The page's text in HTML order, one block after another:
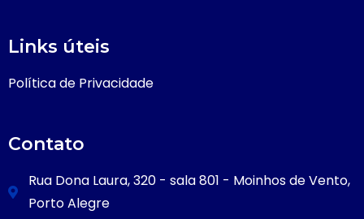
Links úteis
Política de Privacidade
Contato
Rua Dona Laura, 320 - sala 801 - Moinhos de Vento,
Porto Alegre